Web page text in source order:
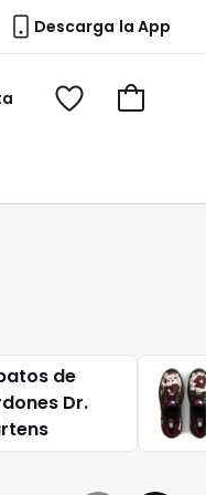
Descarga la App
Ver
Ir
de
Dr.